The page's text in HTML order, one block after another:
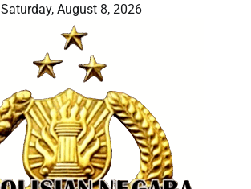
Saturday, August 8, 2026